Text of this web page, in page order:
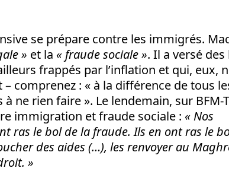
se prépare contre les immigrés.
» et la « fraude sociale ». Il a versé
frappés par l’inflation et qui, eux,
– comprenez : « à la différence de tous
ne rien faire ». Le lendemain, sur BFM-
immigration et fraude sociale : « Nos
ras le bol de la fraude. Ils en ont ras le
des aides (…), les renvoyer au
»